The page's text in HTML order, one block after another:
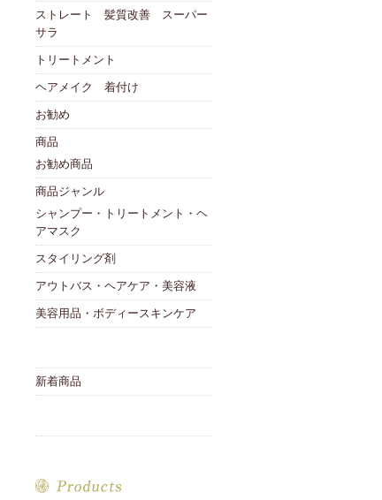
ストレート 髪質改善 スーパー
サラ
トリートメント
ヘアメイク 着付け
お勧め
商品
お勧め商品
商品ジャンル
シャンプー・トリートメント・ヘ
アマスク
スタイリング剤
アウトバス・ヘアケア・美容液
美容用品・ボディースキンケア
新着商品